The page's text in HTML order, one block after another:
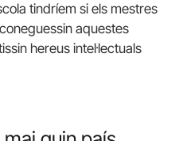
tindríem si els mestres
aquestes
hereus intel·lectuals